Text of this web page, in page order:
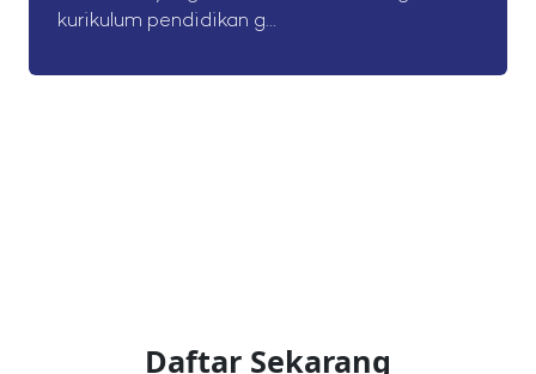
kurikulum pendidikan g...
Daftar Sekarang